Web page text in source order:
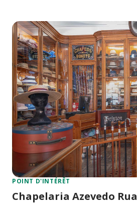
POINT D'INTÉRÊT
Chapelaria Azevedo Rua